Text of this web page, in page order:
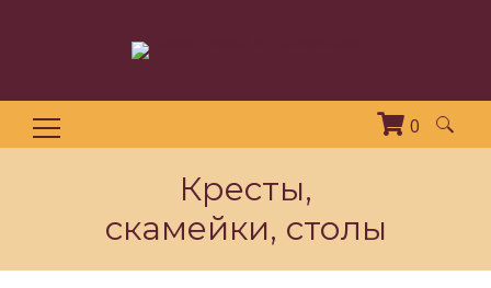
0
Найти:
Кресты,
скамейки, столы